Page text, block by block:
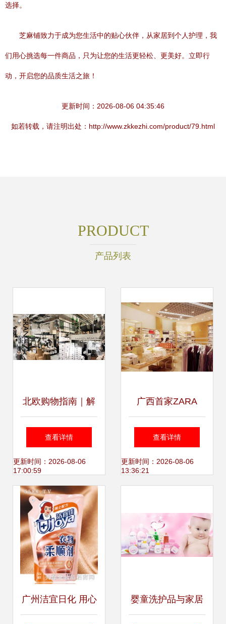
选择。
芝麻铺致力于成为您生活中的贴心伙伴，从家居到个人护理，我
们用心挑选每一件商品，只为让您的生活更轻松、更美好。立即行
动，开启您的品质生活之旅！
更新时间：2026-08-06 04:35:46
如若转载，请注明出处：http://www.zkkezhi.com/product/79.html
PRODUCT
产品列表
北欧购物指南｜解
锁护肤品、服装、
家居与护理用品的
宝藏好物
查看详情
更新时间：2026-08-06
17:00:59
广西首家ZARA
HOME家居护理用
品店盛大开业，引
查看详情
更新时间：2026-08-06
13:36:21
广州洁宜日化 用心 婴童洗护品与家居